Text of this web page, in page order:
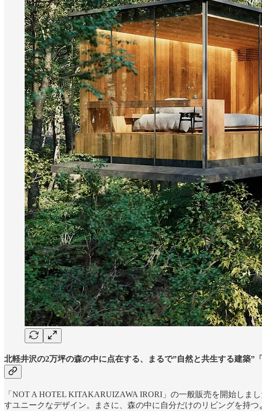
北軽井沢の2万坪の森の中に点在する、まるで”自然と共生する建築”
「NOT A HOTEL KITAKARUIZAWA IRORI」の一般販売を開始し
すユニークなデザイン。まさに、森の中に自分だけのリビングを持